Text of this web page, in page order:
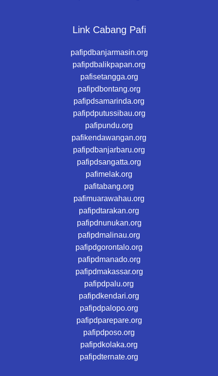
Link Cabang Pafi
pafipdbanjarmasin.org
pafipdbalikpapan.org
pafisetangga.org
pafipdbontang.org
pafipdsamarinda.org
pafipdputussibau.org
pafipundu.org
pafikendawangan.org
pafipdbanjarbaru.org
pafipdsangatta.org
pafimelak.org
pafitabang.org
pafimuarawahau.org
pafipdtarakan.org
pafipdnunukan.org
pafipdmalinau.org
pafipdgorontalo.org
pafipdmanado.org
pafipdmakassar.org
pafipdpalu.org
pafipdkendari.org
pafipdpalopo.org
pafipdparepare.org
pafipdposo.org
pafipdkolaka.org
pafipdternate.org